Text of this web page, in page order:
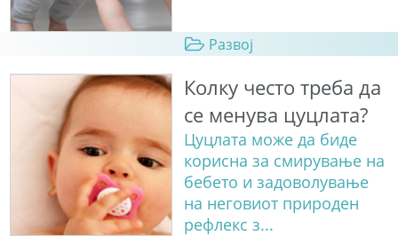
Развој
Колку често треба да
се менува цуцлата?
Цуцлата може да биде
корисна за смирување на
бебето и задоволување
на неговиот природен
рефлекс з...